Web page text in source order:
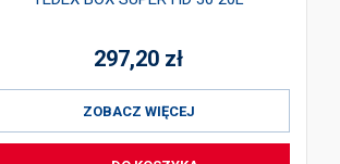
297,20 zł
ZOBACZ WIĘCEJ